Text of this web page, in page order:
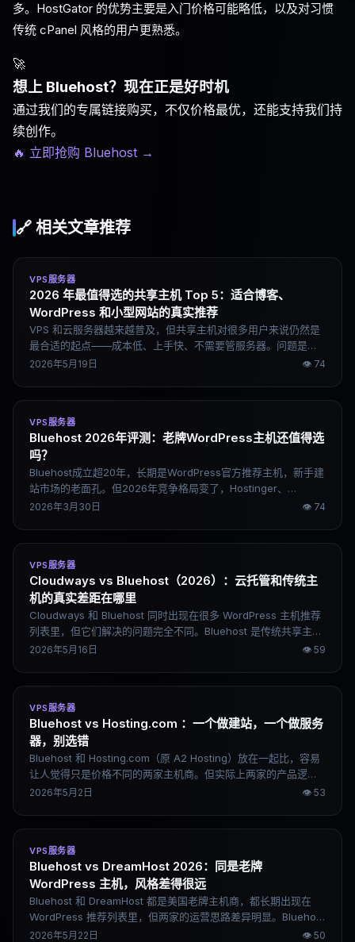
多。HostGator 的优势主要是入门价格可能略低，以及对习惯
传统 cPanel 风格的用户更熟悉。
🚀
想上 Bluehost？现在正是好时机
通过我们的专属链接购买，不仅价格最优，还能支持我们持
续创作。
🔥 立即抢购 Bluehost →
🔗 相关文章推荐
VPS服务器
2026 年最值得选的共享主机 Top 5：适合博客、
WordPress 和小型网站的真实推荐
VPS 和云服务器越来越普及，但共享主机对很多用户来说仍然是
最合适的起点——成本低、上手快、不需要管服务器。问题是共
享主机市场里首年低价、续费暴涨、超售严重的情况太普遍，选
2026年5月19日 👁 74
VPS服务器
Bluehost 2026年评测：老牌WordPress主机还值得选
吗？
Bluehost成立超20年，长期是WordPress官方推荐主机，新手建
站市场的老面孔。但2026年竞争格局变了，Hostinger、
SiteGround都在抢这块市场。这篇评测把Bluehost的真实情况说
2026年3月30日 👁 74
VPS服务器
Cloudways vs Bluehost（2026）：云托管和传统主
机的真实差距在哪里
Cloudways 和 Bluehost 同时出现在很多 WordPress 主机推荐
列表里，但它们解决的问题完全不同。Bluehost 是传统共享主
机，入门门槛低，适合第一次建站；Cloudways 是托管云平台，
2026年5月16日 👁 59
VPS服务器
Bluehost vs Hosting.com ：一个做建站，一个做服务
器，别选错
Bluehost 和 Hosting.com（原 A2 Hosting）放在一起比，容易
让人觉得只是价格不同的两家主机商。但实际上两家的产品逻辑
差距很大：Bluehost 围绕新手建站和 WordPress 生态设计，
2026年5月2日 👁 53
VPS服务器
Bluehost vs DreamHost 2026：同是老牌
WordPress 主机，风格差得很远
Bluehost 和 DreamHost 都是美国老牌主机商，都长期出现在
WordPress 推荐列表里，但两家的运营思路差异明显。Bluehost
走商业化路线，主打新手友好和一键部署；DreamHost 更偏技术
2026年5月22日 👁 50